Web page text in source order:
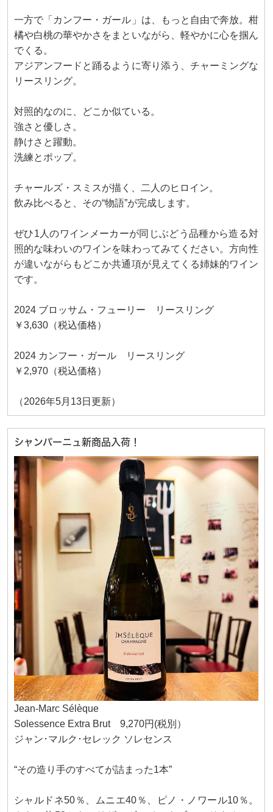
一方で「カンフー・ガール」は、もっと自由で奔放。柑
橘や白桃の華やかさをまといながら、軽やかに心を掴ん
でくる。
アジアンフードと踊るように寄り添う、チャーミングな
リースリング。
対照的なのに、どこか似ている。
強さと優しさ。
静けさと躍動。
洗練とポップ。
チャールズ・スミスが描く、二人のヒロイン。
飲み比べると、その“物語”が完成します。
ぜひ1人のワインメーカーが同じぶどう品種から造る対
照的な味わいのワインを味わってみてください。方向性
が違いながらもどこか共通項が見えてくる姉妹的ワイン
です。
2024 ブロッサム・フューリー リースリング
￥3,630（税込価格）
2024 カンフー・ガール リースリング
￥2,970（税込価格）
（2026年5月13日更新）
シャンパーニュ新商品入荷！
Jean-Marc Sélèque
Solessence Extra Brut 9,270円(税別）
ジャン･マルク･セレック ソレセンス
“その造り手のすべてが詰まった1本”
シャルドネ50％、ムニエ40％、ピノ・ノワール10％。